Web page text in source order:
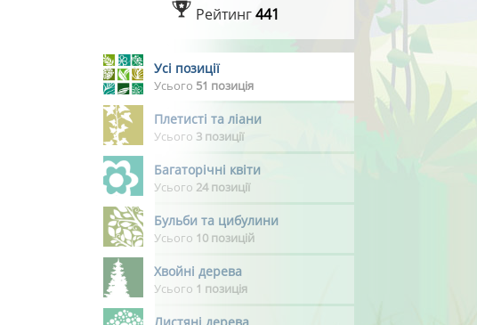
Рейтинг441
Усі позиції
Усього 51 позиція
Плетисті та ліани
Усього 3 позиції
Багаторічні квіти
Усього 24 позиції
Бульби та цибулини
Усього 10 позицій
Хвойні дерева
Усього 1 позиція